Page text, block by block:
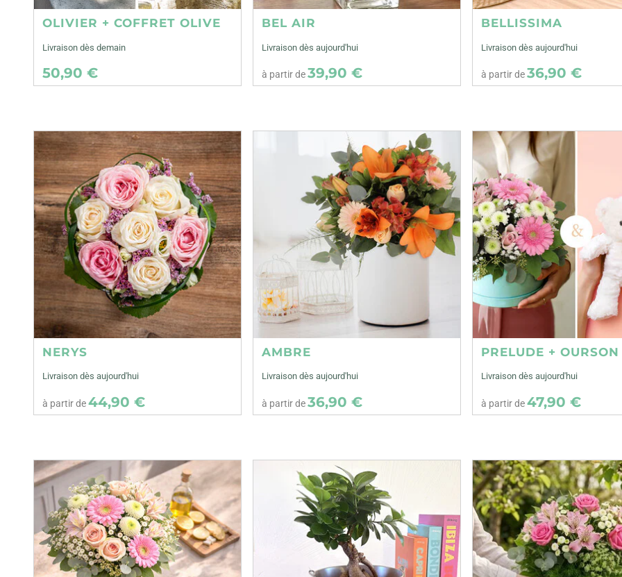
OLIVIER + COFFRET OLIVE
Livraison dès demain
50,90 €
BEL AIR
Livraison dès aujourd'hui
à partir de39,90 €
BELLISSIMA
Livraison dès aujourd'hui
à partir de36,90 €
NERYS
Livraison dès aujourd'hui
à partir de44,90 €
AMBRE
Livraison dès aujourd'hui
à partir de36,90 €
PRELUDE + OURSON
Livraison dès aujourd'hui
à partir de47,90 €